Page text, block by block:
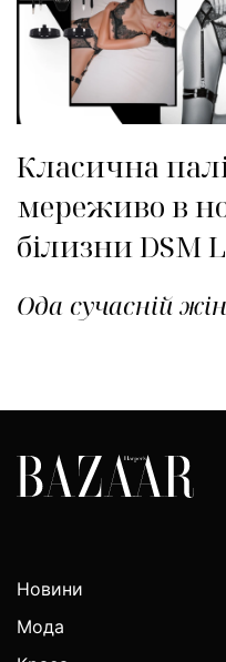
Класична
мереживо в
білизни DSM
Ода сучасній
Новини
Мода